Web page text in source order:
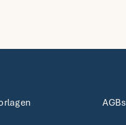
AGBs